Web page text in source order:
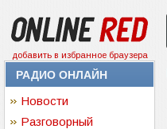
добавить в избранное браузера
РАДИО ОНЛАЙН
Новости
Разговорный